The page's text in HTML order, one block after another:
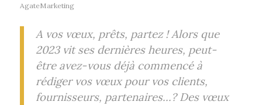
AgateMarketing
A vos vœux, prêts, partez ! Alors que
2023 vit ses dernières heures, peut-
être avez-vous déjà commencé à
rédiger vos vœux pour vos clients,
fournisseurs, partenaires…? Des vœux